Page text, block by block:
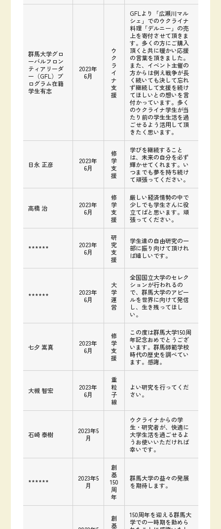
群馬大学グロ
ーバルフロン
ティアリーダ
ー（GFL）プ
ログラム在籍
学生有志
2023年
6月
ウ
ク
ラ
イ
ナ
支
援
GFLより「広瀬川マル
シェ」でのウクライナ
料理「デルニー」の売
上を寄付させて頂きま
す。多くの方にご購入
頂くと共に暖かい応援
の言葉を頂きました。
また、イベント主催の
方からは例え戦争が長
く続いても決して忘れ
ず継続して支援を続け
てほしいとの想いを言
付かっています。多く
のウクライナ学生が当
たり前の学生生活を過
ごせるよう活用して頂
きたく思います。
日永 正彦
2023年
6月
修
学
支
援
学びを継続すること
は、未来の自分を必ず
輝かせてくれます。い
つまでも夢を持ち続け
て頑張ってください。
高橋 治
2023年
6月
修
学
支
援
厳しい経済情勢の中で
少しでも学生さんに役
立てばと思います。頑
張ってください。
******
2023年
6月
研
究
支
援
学生達の自由研究の一
部に振り向けて頂けれ
ば嬉しいです。
******
2023年
6月
大
学
運
営
全国国立大学のセレク
ションが行われるの
で、群馬大学のアピー
ルを世界に向けて発信
し、生き残ってほし
い。
七夕 嵩真
2023年
6月
修
学
支
援
この度は群馬大学150周
年記念おめでとうござ
います。群馬師範学校
時代の歴史を調べてい
ます。感謝。
大槻 智宏
2023年
6月
重
粒
子
線
よい研究を行ってくだ
さい。
石崎 泰樹
2023年5
月
ウクライナからの学
生・研究者が、快適に
大学生活を過ごせるよ
うお使いいただければ
幸いです。
******
2023年5
月
創
基
150
周
年
群馬大学の益々の発展
を期待します。
創
基
150周年を迎える群馬大
学での一時期を勤めら